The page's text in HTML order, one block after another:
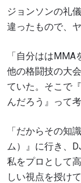
ジョンソンの礼
違ったもので、
「自分はは
他の格闘技の大
ていた。そこで
んだろう』って
「だからその知
ム）』に行き、
私をプロとして
しい視点を授け